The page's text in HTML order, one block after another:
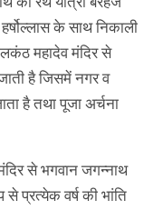
के साथ निकाली
महादेव मंदिर से
है जिसमें नगर व
है तथा पूजा अर्चना
से भगवान जगन्नाथ
से प्रत्येक वर्ष की भांति